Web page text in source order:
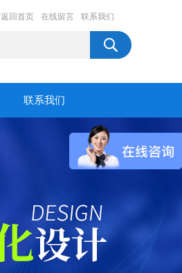
返回首页 在线留言 联系我们
联系我们